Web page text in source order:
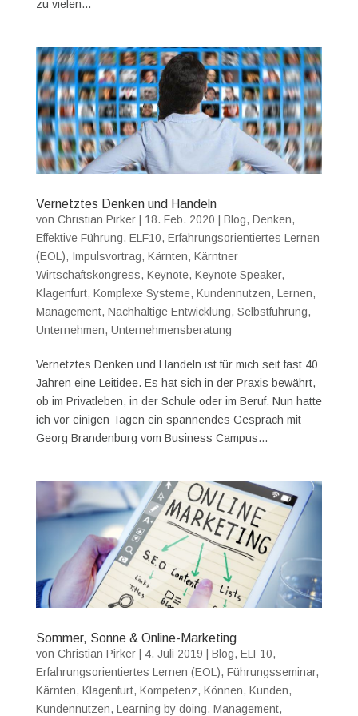
zu vielen...
Vernetztes Denken und Handeln
von Christian Pirker| 18. Feb. 2020 Blog, Denken,
Effektive Führung, ELF10, Erfahrungsorientiertes Lernen
(EOL), Impulsvortrag, Kärnten, Kärntner
Wirtschaftskongress, Keynote, Keynote Speaker,
Klagenfurt, Komplexe Systeme, Kundennutzen, Lernen,
Management, Nachhaltige Entwicklung, Selbstführung,
Unternehmen, Unternehmensberatung
Vernetztes Denken und Handeln ist für mich seit fast 40
Jahren eine Leitidee. Es hat sich in der Praxis bewährt,
ob im Privatleben, in der Schule oder im Beruf. Nun hatte
ich vor einigen Tagen ein spannendes Gespräch mit
Georg Brandenburg vom Business Campus...
Sommer, Sonne & Online-Marketing
von Christian Pirker| 4. Juli 2019 Blog, ELF10,
Erfahrungsorientiertes Lernen (EOL), Führungsseminar,
Kärnten, Klagenfurt, Kompetenz, Können, Kunden,
Kundennutzen, Learning by doing, Management,